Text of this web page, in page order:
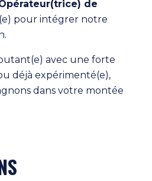
de
pour intégrer notre
avec une forte
déjà expérimenté(e),
dans votre montée